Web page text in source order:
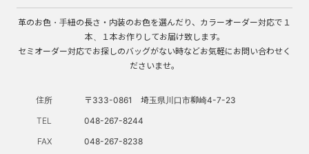
革のお色・手紐の長さ・内装のお色を選んだり、カラーオーダー対応で１
本、１本お作りしてお届け致します。
セミオーダー対応でお探しのバッグがない時などお気軽にお問い合わせく
ださいませ。
住所
〒333-0861 埼玉県川口市柳崎4-7-23
TEL
048-267-8244
FAX
048-267-8238